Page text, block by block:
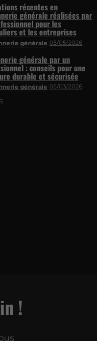
générale 05/05/2026
récentes en
générale réalisées par
pour les
et les entreprises
générale 05/03/2026
générale par un
: conseils pour une
durable et sécurisée
!